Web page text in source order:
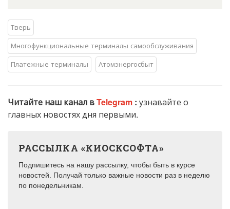
Тверь
Многофункциональные терминалы самообслуживания
Платежные терминалы
Атомэнергосбыт
Читайте наш канал вTelegram : узнавайте о
главных новостях дня первыми.
РАССЫЛКА «КИОСКСОФТА»
Подпишитесь на нашу рассылку, чтобы быть в курсе
новостей. Получай только важные новости раз в неделю
по понедельникам.